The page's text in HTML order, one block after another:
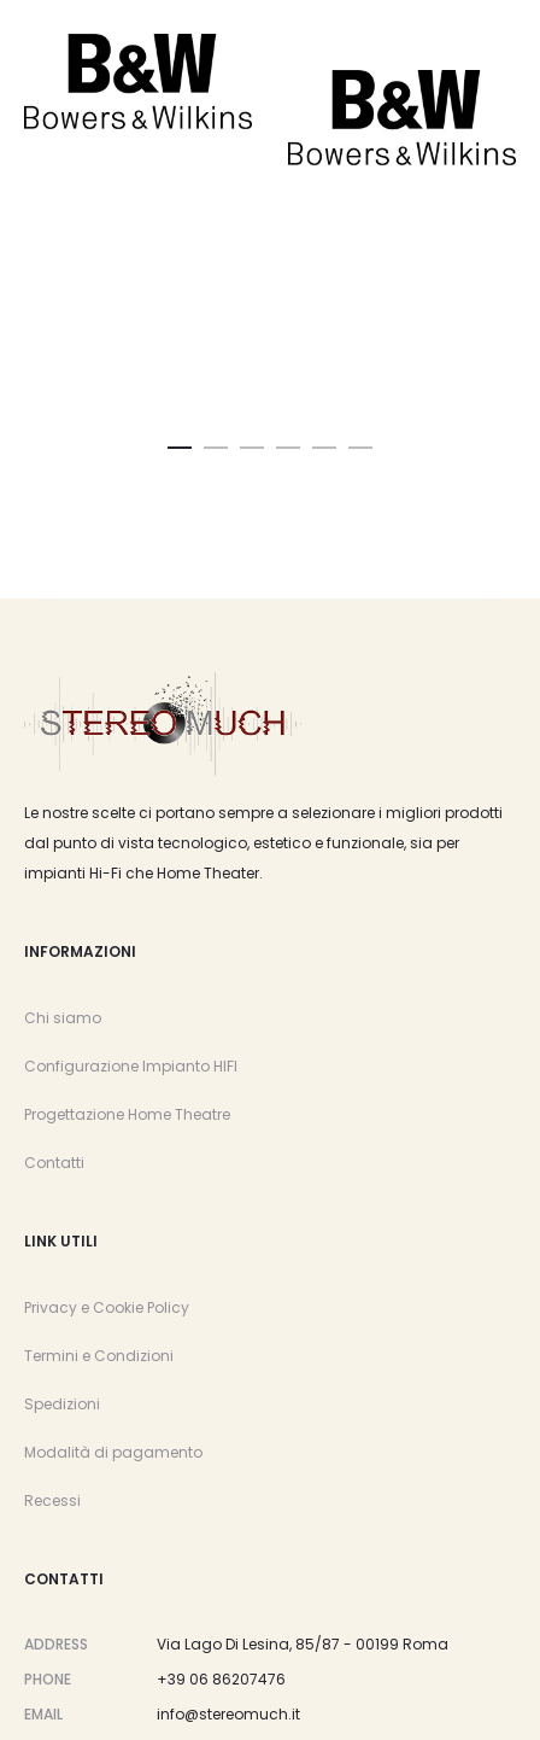
Le nostre scelte ci portano sempre a selezionare i migliori prodotti
dal punto di vista tecnologico, estetico e funzionale, sia per
impianti Hi-Fi che Home Theater.
INFORMAZIONI
Chi siamo
Configurazione Impianto HIFI
Progettazione Home Theatre
Contatti
LINK UTILI
Privacy e Cookie Policy
Termini e Condizioni
Spedizioni
Modalità di pagamento
Recessi
CONTATTI
ADDRESS
Via Lago Di Lesina, 85/87 - 00199 Roma
PHONE
+39 06 86207476
EMAIL
info@stereomuch.it